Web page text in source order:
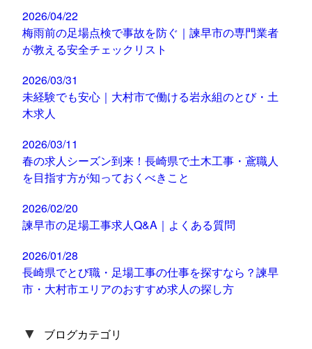
2026/04/22
梅雨前の足場点検で事故を防ぐ｜諫早市の専門業者
が教える安全チェックリスト
2026/03/31
未経験でも安心｜大村市で働ける岩永組のとび・土
木求人
2026/03/11
春の求人シーズン到来！長崎県で土木工事・鳶職人
を目指す方が知っておくべきこと
2026/02/20
諫早市の足場工事求人Q&A｜よくある質問
2026/01/28
長崎県でとび職・足場工事の仕事を探すなら？諫早
市・大村市エリアのおすすめ求人の探し方
▼ ブログカテゴリ